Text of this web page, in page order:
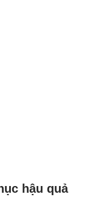
hậu quả